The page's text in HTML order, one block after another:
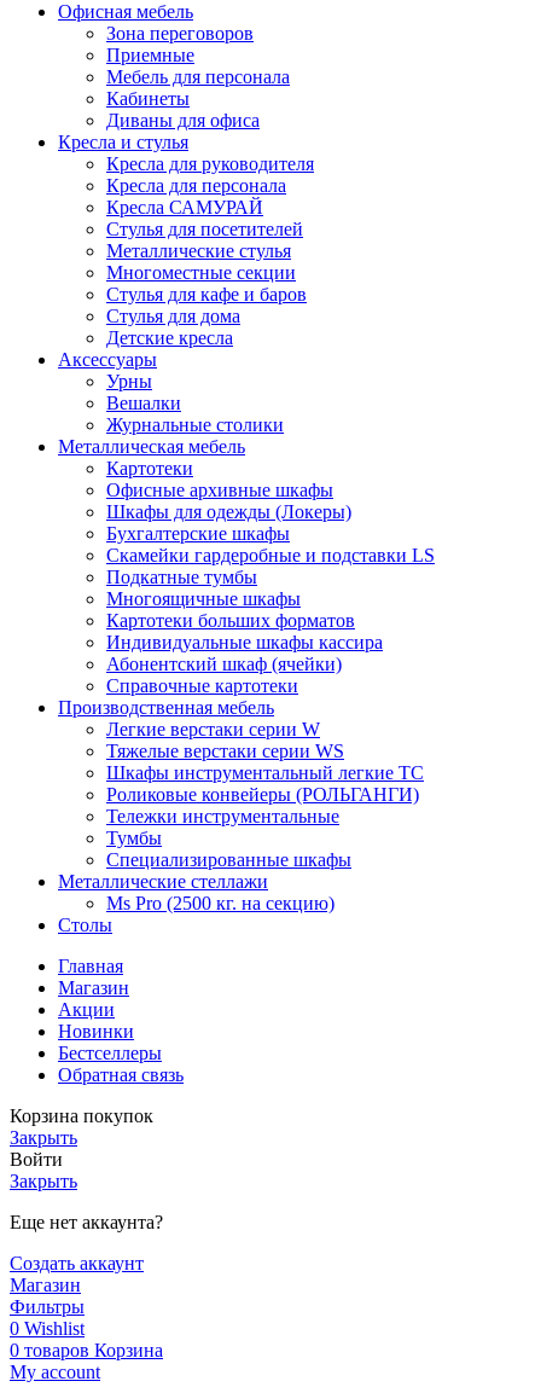
Офисная мебель
Зона переговоров
Приемные
Мебель для персонала
Кабинеты
Диваны для офиса
Кресла и стулья
Кресла для руководителя
Кресла для персонала
Кресла САМУРАЙ
Стулья для посетителей
Металлические стулья
Многоместные секции
Стулья для кафе и баров
Стулья для дома
Детские кресла
Аксессуары
Урны
Вешалки
Журнальные столики
Металлическая мебель
Картотеки
Офисные архивные шкафы
Шкафы для одежды (Локеры)
Бухгалтерские шкафы
Скамейки гардеробные и подставки LS
Подкатные тумбы
Многоящичные шкафы
Картотеки больших форматов
Индивидуальные шкафы кассира
Абонентский шкаф (ячейки)
Справочные картотеки
Производственная мебель
Легкие верстаки серии W
Тяжелые верстаки серии WS
Шкафы инструментальный легкие ТС
Роликовые конвейеры (РОЛЬГАНГИ)
Тележки инструментальные
Тумбы
Специализированные шкафы
Металлические стеллажи
Ms Pro (2500 кг. на секцию)
Столы
Главная
Магазин
Акции
Новинки
Бестселлеры
Обратная связь
Корзина покупок
Закрыть
Войти
Закрыть
Еще нет аккаунта?
Создать аккаунт
Магазин
Фильтры
0 Wishlist
0 товаров Корзина
My account